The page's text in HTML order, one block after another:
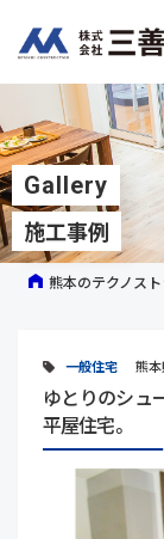
Gallery
施工事例
熊本のテクノス
一般住宅 熊
ゆとりのシュ
平屋住宅。